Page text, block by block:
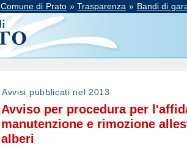
Comune di Prato »Trasparenza » Bandi di
Avvisi pubblicati nel 2013
Avviso per procedura per
manutenzione e rimozione
alberi